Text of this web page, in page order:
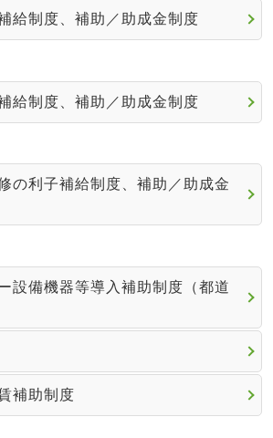
給制度、補助／助成金制度
給制度、補助／助成金制度
の利子補給制度、補助／助成金
設備機器等導入補助制度（都道
補助制度